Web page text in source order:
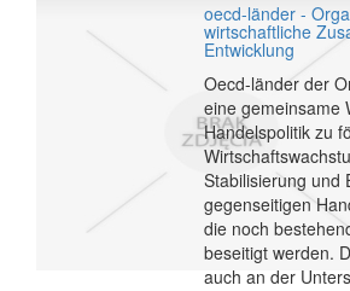
oecd-länder -
wirtschaftliche
Entwicklung
Oecd-länder der
eine gemeinsame
Handelspolitik zu
Stabilisierung und
gegenseitigen
die noch
beseitigt werden.
auch an der